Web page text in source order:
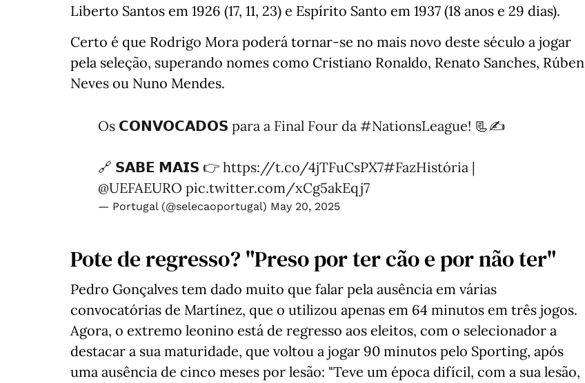
Liberto Santos em 1926 (17, 11, 23) e Espírito Santo em 1937 (18 anos e 29 dias).
Certo é que Rodrigo Mora poderá tornar-se no mais novo deste século a jogar
pela seleção, superando nomes como Cristiano Ronaldo, Renato Sanches, Rúben
Neves ou Nuno Mendes.
Os 𝗖𝗢𝗡𝗩𝗢𝗖𝗔𝗗𝗢𝗦 para a Final Four da #NationsLeague! 📃✍️
🔗 𝗦𝗔𝗕𝗘 𝗠𝗔𝗜𝗦 👉 https://t.co/4jTFuCsPX7#FazHistória |
@UEFAEURO pic.twitter.com/xCg5akEqj7
— Portugal (@selecaoportugal) May 20, 2025
Pote de regresso? "Preso por ter cão e por não ter"
Pedro Gonçalves tem dado muito que falar pela ausência em várias
convocatórias de Martínez, que o utilizou apenas em 64 minutos em três jogos.
Agora, o extremo leonino está de regresso aos eleitos, com o selecionador a
destacar a sua maturidade, que voltou a jogar 90 minutos pelo Sporting, após
uma ausência de cinco meses por lesão: "Teve um época difícil, com a sua lesão,